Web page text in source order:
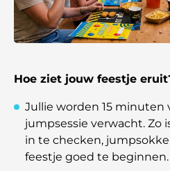
Hoe ziet jouw feestje
Jullie worden 15 minuten
jumpsessie verwacht. Zo
in te checken,
feestje goed te beginnen.